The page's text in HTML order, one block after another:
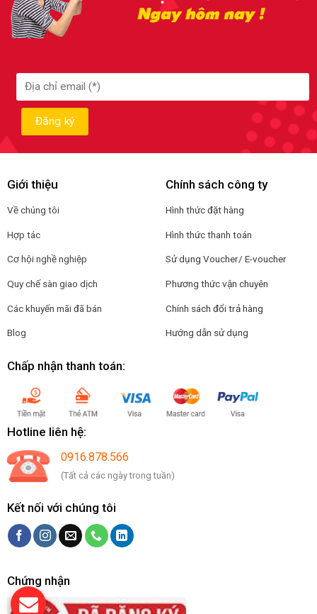
Giới thiệu
Về chúng tôi
Hợp tác
Cơ hội nghề nghiệp
Quy chế sàn giao dịch
Các khuyến mãi đã bán
Blog
Chính sách công ty
Hình thức đặt hàng
Hình thức thanh toán
Sử dụng Voucher/ E-voucher
Phương thức vận chuyên
Chính sách đổi trả hàng
Hướng dẫn sử dụng
Chấp nhận thanh toán:
Hotline liên hệ:
0916.878.566
(Tất cả các ngày trong tuần)
Kết nối với chúng tôi
Chứng nhận